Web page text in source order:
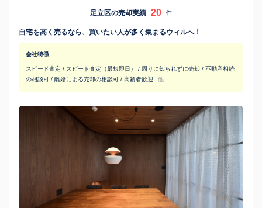
足立区の売却実績 20 件
自宅を高く売るなら、買いたい人が多く集まるウィルへ！
会社特徴
スピード査定 / スピード査定（最短即日） / 周りに知られずに売却 / 不動産相続
の相談可 / 離婚による売却の相談可 / 高齢者歓迎
他...